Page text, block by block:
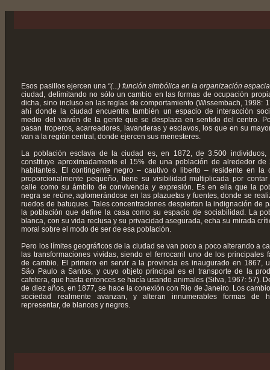
Esos pasillos ejercen una “(...) función simbólica en la organización
ciudad, delimitando no sólo un cambio en las formas de ocupación
dicha, sino incluso en las reglas de comportamiento (Wissembach, 1998:
ahí donde la ciudad encuentra también un espacio de interacción
medio del vaivén de la gente que se desplaza en sentido del centro.
pasan troperos, acarreadores, lavanderas y esclavos, los que en su
van a la región central, donde ejercen sus menesteres.
La población esclava de la ciudad es, en 1872, de 3.500 individuos,
constituye aproximadamente el 15% de una población de alrededor de
habitantes. El contingente negro – cautivo o liberto – residente en la
proporcionalmente pequeño, tiene su visibilidad multiplicada por
calle como su ámbito de convivencia y expresión. Es en ella que la
negra se reúne, aglomerándose en las plazuelas y fuentes, donde se
ruedos de batuques. Tales concentraciones despiertan la indignación de
la población que define la casa como su espacio de sociabilidad. La
blanca, con su vida reclusa y su privacidad asegurada, echa su mirada
moral sobre el modo de ser de esa población.
Pero los límites geográficos de la ciudad se van poco a poco alterando a
las transformaciones vividas, siendo el ferrocarril uno de los principales
de cambio. El primero en servir a la provincia es inaugurado en 1867,
São Paulo a Santos, y cuyo objeto principal es el transporte de la
cafetera, que hasta entonces se hacía usando animales (Silva, 1967: 57).
de diez años, en 1877, se hace la conexión con Rio de Janeiro. Los
sociedad realmente avanzan, y alteran innumerables formas de
representar, de blancos y negros.